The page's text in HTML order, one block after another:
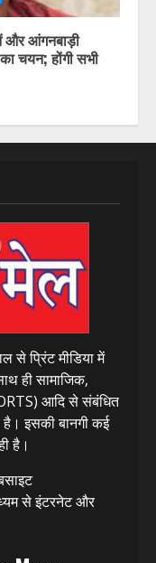
और आंगनबाड़ी
का चयन; होंगी सभी
से प्रिंट मीडिया में
ही सामाजिक,
आदि से संबंधित
है। इसकी बानगी कई
है।
से इंटरनेट और